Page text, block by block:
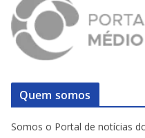
Quem somos
Somos o Portal de notícias